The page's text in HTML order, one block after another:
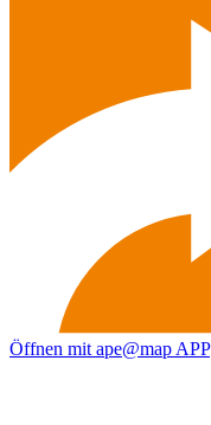
Öffnen mit ape@map APP